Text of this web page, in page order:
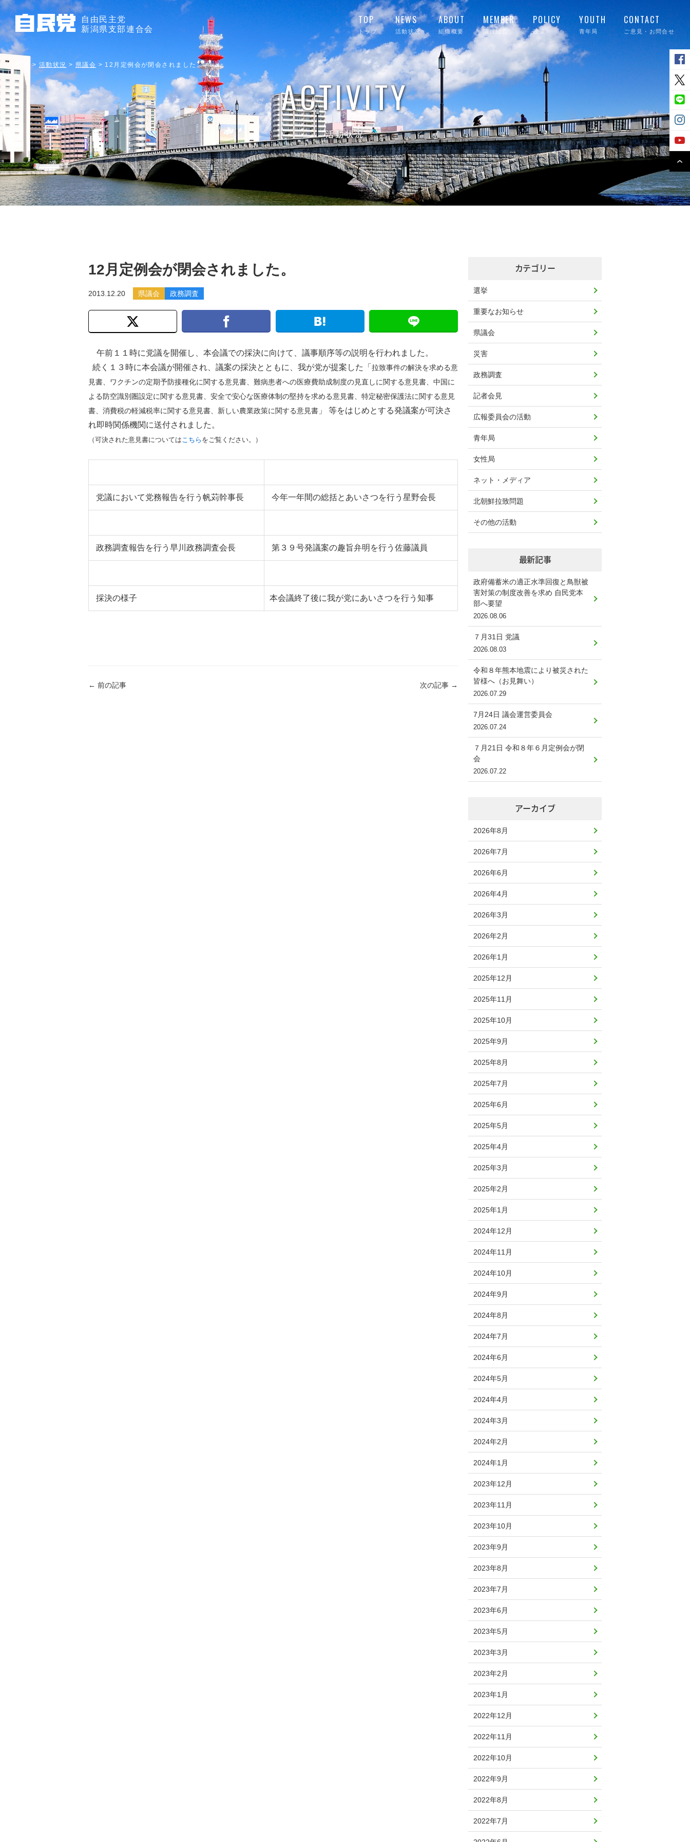
自由民主党
新潟県支部連合会
TOP
トップ
NEWS
活動状況
ABOUT
組織概要
MEMBER
議員紹介
POLICY
政策
YOUTH
青年局
CONTACT
ご意見・お問合せ
> 活動状況 > 県議会 > 12月定例会が閉会されました。
ACTIVITY
活動状況
12月定例会が閉会されました。
2013.12.20 県議会 政務調査
午前１１時に党議を開催し、本会議での採決に向けて、議事順序等の説明を行われました。
続く１３時に本会議が開催され、議案の採決とともに、我が党が提案した「 拉致事件の解決を求める意
見書、ワクチンの定期予防接種化に関する意見書、難病患者への医療費助成制度の見直しに関する意見書、中国に
よる防空識別圏設定に関する意見書、安全で安心な医療体制の堅持を求める意見書、特定秘密保護法に関する意見
書、消費税の軽減税率に関する意見書、新しい農業政策に関する意見書 」 等をはじめとする発議案が可決さ
れ即時関係機関に送付されました。
（ 可決された意見書についてはこちら をご覧ください。）
党議において党務報告を行う帆苅幹事長 今年一年間の総括とあいさつを行う星野会長
政務調査報告を行う早川政務調査会長 第３９号発議案の趣旨弁明を行う佐藤議員
採決の様子 本会議終了後に我が党にあいさつを行う知事
← 前の記事 次の記事 →
カテゴリー
選挙
重要なお知らせ
県議会
災害
政務調査
記者会見
広報委員会の活動
青年局
女性局
ネット・メディア
北朝鮮拉致問題
その他の活動
最新記事
政府備蓄米の適正水準回復と鳥獣被
害対策の制度改善を求め 自民党本
部へ要望
2026.08.06
７月31日 党議
2026.08.03
令和８年熊本地震により被災された
皆様へ（お見舞い）
2026.07.29
7月24日 議会運営委員会
2026.07.24
７月21日 令和８年６月定例会が閉
会
2026.07.22
アーカイブ
2026年8月
2026年7月
2026年6月
2026年4月
2026年3月
2026年2月
2026年1月
2025年12月
2025年11月
2025年10月
2025年9月
2025年8月
2025年7月
2025年6月
2025年5月
2025年4月
2025年3月
2025年2月
2025年1月
2024年12月
2024年11月
2024年10月
2024年9月
2024年8月
2024年7月
2024年6月
2024年5月
2024年4月
2024年3月
2024年2月
2024年1月
2023年12月
2023年11月
2023年10月
2023年9月
2023年8月
2023年7月
2023年6月
2023年5月
2023年3月
2023年2月
2023年1月
2022年12月
2022年11月
2022年10月
2022年9月
2022年8月
2022年7月